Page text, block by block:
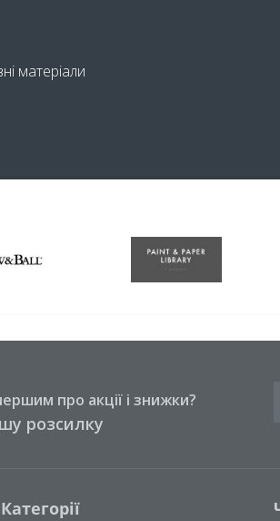
матеріали
про акції і знижки?
розсилку
Категорії